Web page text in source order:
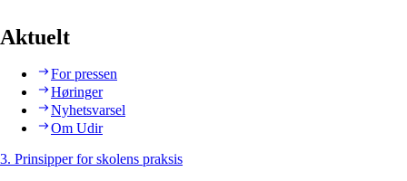
Aktuelt
For pressen
Høringer
Nyhetsvarsel
Om Udir
3. Prinsipper for skolens praksis